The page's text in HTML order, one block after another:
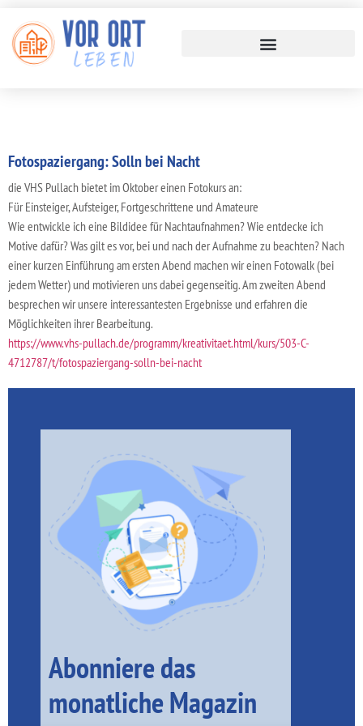
Fotospaziergang: Solln bei Nacht
die VHS Pullach bietet im Oktober einen Fotokurs an:
Für Einsteiger, Aufsteiger, Fortgeschrittene und Amateure
Wie entwickle ich eine Bildidee für Nachtaufnahmen? Wie entdecke ich
Motive dafür? Was gilt es vor, bei und nach der Aufnahme zu beachten? Nach
einer kurzen Einführung am ersten Abend machen wir einen Fotowalk (bei
jedem Wetter) und motivieren uns dabei gegenseitig. Am zweiten Abend
besprechen wir unsere interessantesten Ergebnisse und erfahren die
Möglichkeiten ihrer Bearbeitung.
https://www.vhs-pullach.de/programm/kreativitaet.html/kurs/503-C-
4712787/t/fotospaziergang-solln-bei-nacht
Abonniere das
monatliche Magazin